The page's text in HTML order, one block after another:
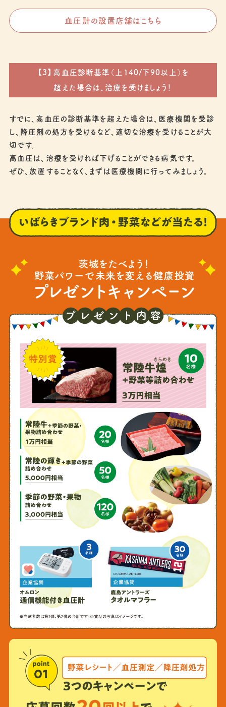
血圧計の設置店舗はこちら
【3】高血圧診断基準（上140/下90以上）を
超えた場合は、治療を受けましょう！
すでに、高血圧の診断基準を超えた場合は、医療機関を受診
し、降圧剤の処方を受けるなど、適切な治療を受けることが大
切です。
高血圧は、治療を受ければ下げることができる病気です。
ぜひ、放置することなく、まずは医療機関に行ってみましょう。